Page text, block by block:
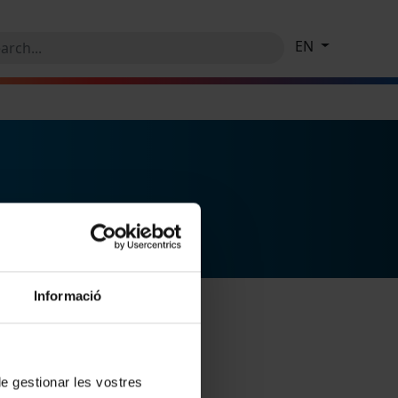
Informació
gestionar les vostres
EN